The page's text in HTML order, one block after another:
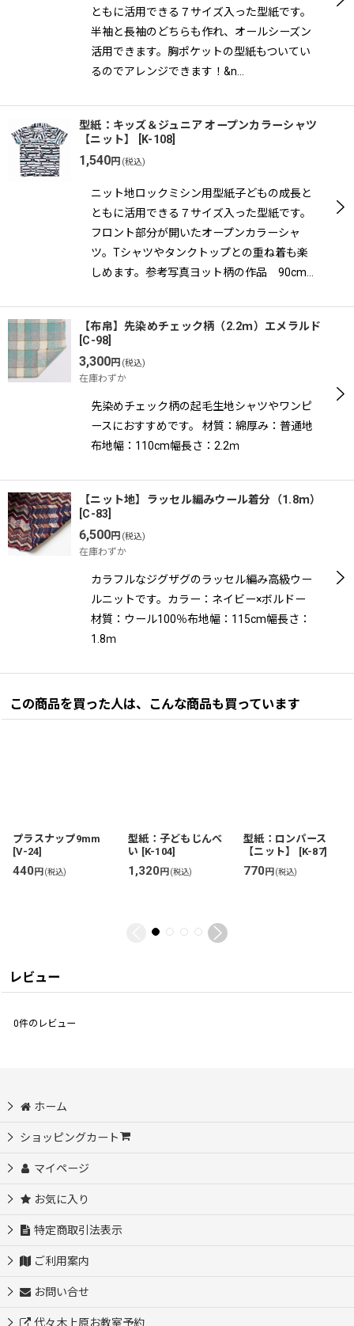
ともに活用できる７サイズ入った型紙です。
半袖と長袖のどちらも作れ、オールシーズン
活用できます。胸ポケットの型紙もついてい
るのでアレンジできます！&n…
型紙：キッズ＆ジュニア オープンカラーシャツ
【ニット】
K-108
1,540円 (税込)
ニット地ロックミシン用型紙子どもの成長と
ともに活用できる７サイズ入った型紙です。
フロント部分が開いたオープンカラーシャ
ツ。Tシャツやタンクトップとの重ね着も楽
しめます。参考写真ヨット柄の作品 90cm…
【布帛】先染めチェック柄（2.2ｍ）エメラルド
C-98
3,300円 (税込)
在庫わずか
先染めチェック柄の起毛生地シャツやワンピ
ースにおすすめです。 材質：綿厚み：普通地
布地幅：110cm幅長さ：2.2ｍ
【ニット地】ラッセル編みウール着分（1.8ｍ）
C-83
6,500円 (税込)
在庫わずか
カラフルなジグザグのラッセル編み高級ウー
ルニットです。カラー：ネイビー×ボルドー
材質：ウール100％布地幅：115cm幅長さ：
1.8ｍ
この商品を買った人は、こんな商品も買っています
プラスナップ9mm
[V-24]
440円 (税込)
型紙：子どもじんべ
い [K-104]
1,320円 (税込)
型紙：ロンパース
【ニット】
[K-87]
770円 (税込)
レビュー
0件のレビュー
ホーム
ショッピングカート
マイページ
お気に入り
特定商取引法表示
ご利用案内
お問い合せ
代々木上原お教室予約